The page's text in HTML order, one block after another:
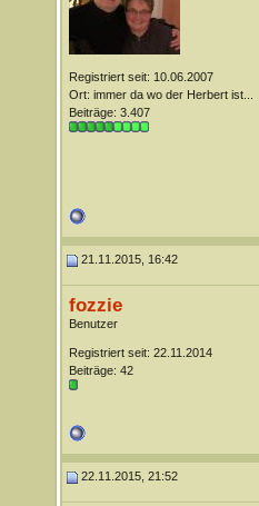
Registriert seit: 10.06.2007
Ort: immer da wo der Herbert ist...
Beiträge: 3.407
21.11.2015, 16:42
fozzie
Benutzer
Registriert seit: 22.11.2014
Beiträge: 42
22.11.2015, 21:52